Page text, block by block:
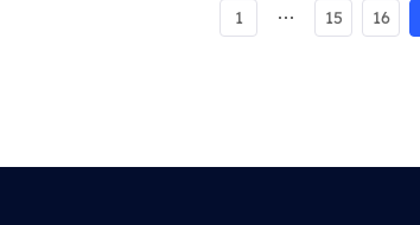
1 15 16